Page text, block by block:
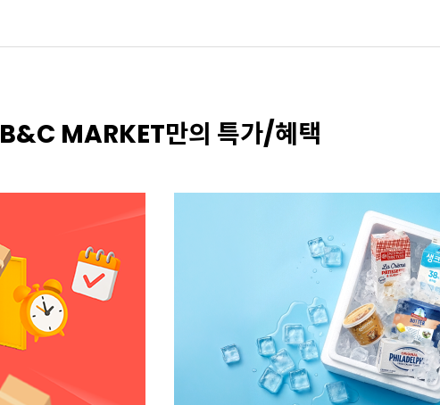
B&C MARKET만의 특가/혜택